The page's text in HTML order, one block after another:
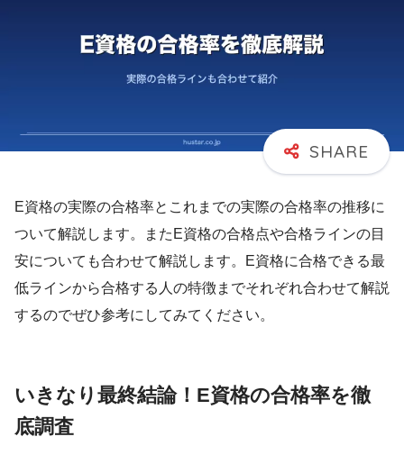
E資格の実際の合格率とこれまでの実際の合格率の推移に
ついて解説します。またE資格の合格点や合格ラインの目
安についても合わせて解説します。E資格に合格できる最
低ラインから合格する人の特徴までそれぞれ合わせて解説
するのでぜひ参考にしてみてください。
いきなり最終結論！E資格の合格率を徹
底調査